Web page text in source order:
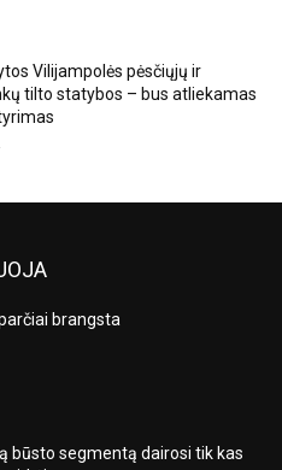
Vilijampolės pėsčiųjų ir
tilto statybos – bus atliekamas
brangsta
būsto segmentą dairosi tik kas